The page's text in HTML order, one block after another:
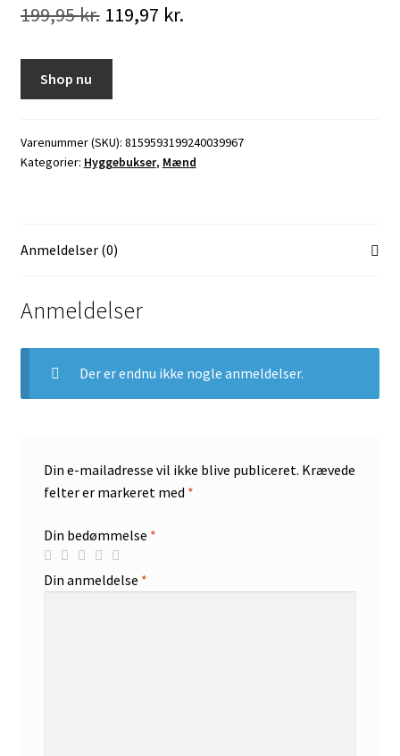
199,95kr. Den
199,95 kr..
119,97 kr.Den
119,97 kr..
Shop nu
Varenummer (SKU): 8159593199240039967
Kategorier: Hyggebukser, Mænd
Anmeldelser (0)
Anmeldelser
Der er endnu ikke nogle anmeldelser.
Din e-mailadresse vil ikke blive publiceret. Krævede
felter er markeret med *
Din bedømmelse *
Din anmeldelse *